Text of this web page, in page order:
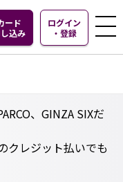
ード
込み
ログイン
・ 登録
、GINZA SIXだ
クレジット払いでも